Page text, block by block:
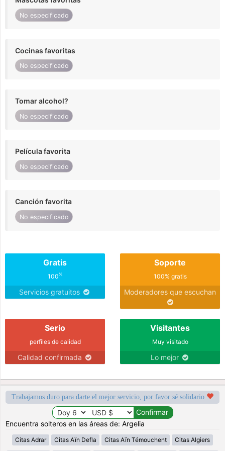
No especificado
Cocinas favoritas
No especificado
Tomar alcohol?
No especificado
Película favorita
No especificado
Canción favorita
No especificado
Gratis
100%
Servicios gratuitos
Soporte
100% gratis
Moderadores que escuchan
Serio
perfiles de calidad
Calidad confirmada
Visitantes
Muy visitado
Lo mejor
Trabajamos duro para darte el mejor servicio, por favor sé solidario
Encuentra solteros en las áreas de: Argelia
Citas Adrar Citas Aïn Defla Citas Aïn Témouchent Citas Algiers